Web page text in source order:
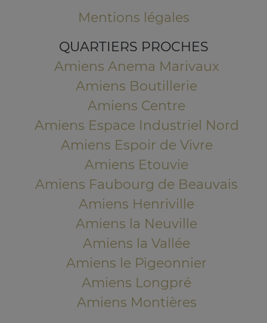
Mentions légales
QUARTIERS PROCHES
Amiens Anema Marivaux
Amiens Boutillerie
Amiens Centre
Amiens Espace Industriel Nord
Amiens Espoir de Vivre
Amiens Etouvie
Amiens Faubourg de Beauvais
Amiens Henriville
Amiens la Neuville
Amiens la Vallée
Amiens le Pigeonnier
Amiens Longpré
Amiens Montières